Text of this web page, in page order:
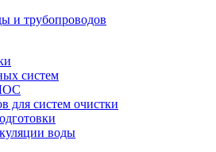
и трубопроводов
систем
для систем очистки
воды